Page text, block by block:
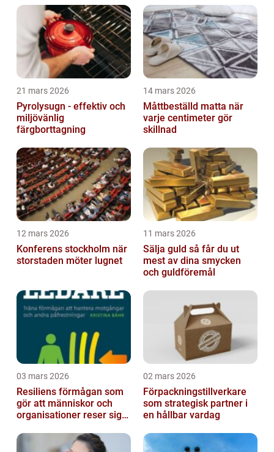
21 mars 2026
Pyrolysugn - effektiv och
miljövänlig
färgborttagning
14 mars 2026
Måttbeställd matta när
varje centimeter gör
skillnad
12 mars 2026
Konferens stockholm när
storstaden möter lugnet
11 mars 2026
Sälja guld så får du ut
mest av dina smycken
och guldföremål
03 mars 2026
Resiliens förmågan som
gör att människor och
organisationer reser sig
02 mars 2026
Förpackningstillverkare
som strategisk partner i
en hållbar vardag